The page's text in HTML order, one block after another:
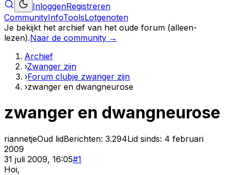
InloggenRegistreren
CommunityInfoToolsLotgenoten
Je bekijkt het archief van het oude forum (alleen-
lezen).Naar de community →
Archief
›Zwanger zijn
›Forum clubje zwanger zijn
›zwanger en dwangneurose
zwanger en dwangneurose
riannetjeOud lidBerichten: 3.294Lid sinds: 4 februari
2009
31 juli 2009, 16:05#1
Hoi,